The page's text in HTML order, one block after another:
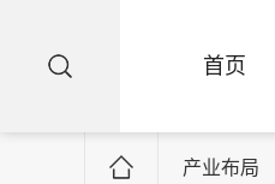
首页
产业布局